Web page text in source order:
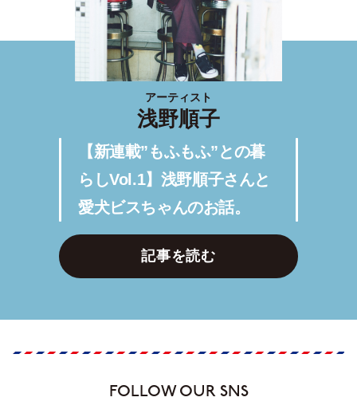
アーティスト
浅野順子
【新連載”もふもふ”との暮
らしVol.1】浅野順子さんと
愛犬ビスちゃんのお話。
記事を読む
FOLLOW OUR SNS